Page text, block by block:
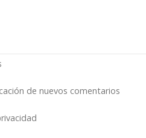
de nuevos comentarios